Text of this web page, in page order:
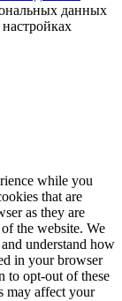
данных
while you
that are
as they are
the website. We
understand how
in your browser
to opt-out of these
may affect your